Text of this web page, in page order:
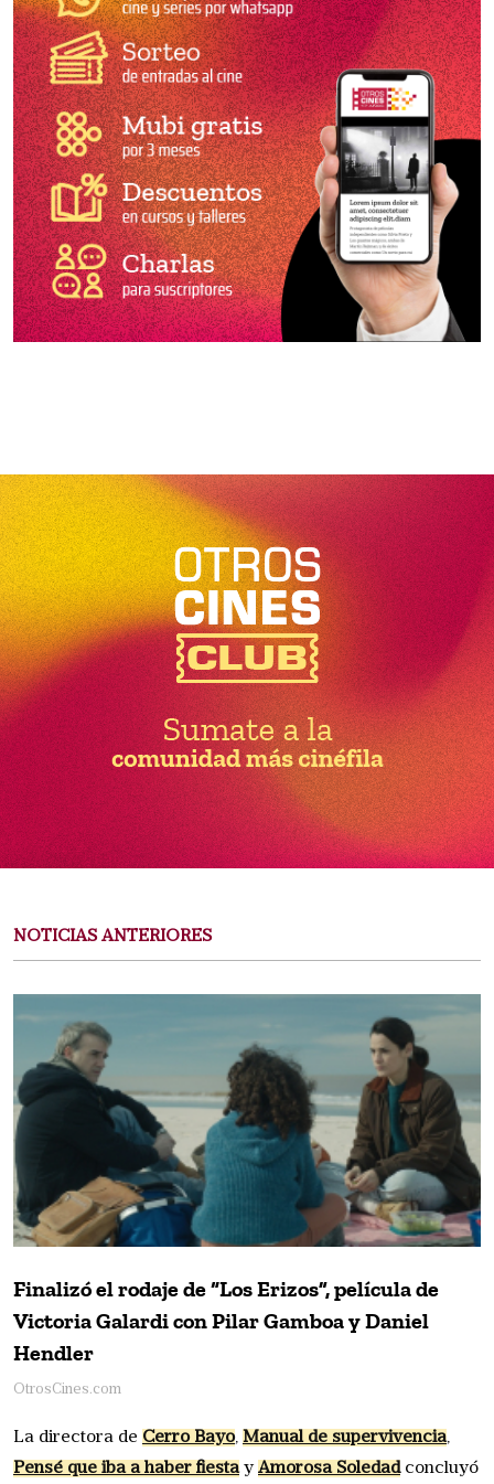
NOTICIAS ANTERIORES
Finalizó el rodaje de “Los Erizos”, película de
Victoria Galardi con Pilar Gamboa y Daniel
Hendler
OtrosCines.com
La directora de Cerro Bayo, Manual de supervivencia,
Pensé que iba a haber fiestayAmorosa Soledadconcluyó